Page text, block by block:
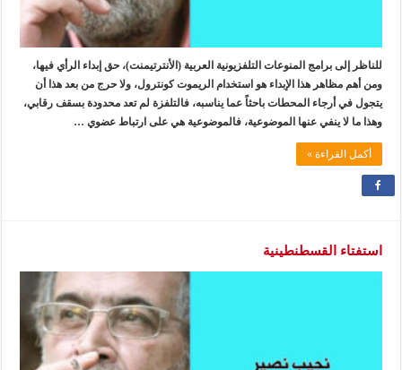
للناظر إلى برامج المنوعات التلفزيونية العربية (الأنترتيمنت)، حق إبداء الرأي فيها،
ومن أهم مظاهر هذا الإبداء هو استخدام الريموت كونترول، ولا حرج من بعد هذا أن
يتجول في أرجاء المحطات باحثاً عما يناسبه، فالتلفزة لم تعد محدودة بسقف رقابي،
وهذا ما لا ينفي عنها الموضوعية، فالموضوعية هي على ارتباط عضوي …
أكمل القراءة »
استفتاء القسطنطينية